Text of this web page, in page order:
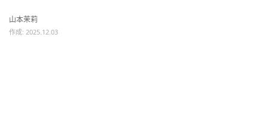
山本茉莉
作成: 2025.12.03